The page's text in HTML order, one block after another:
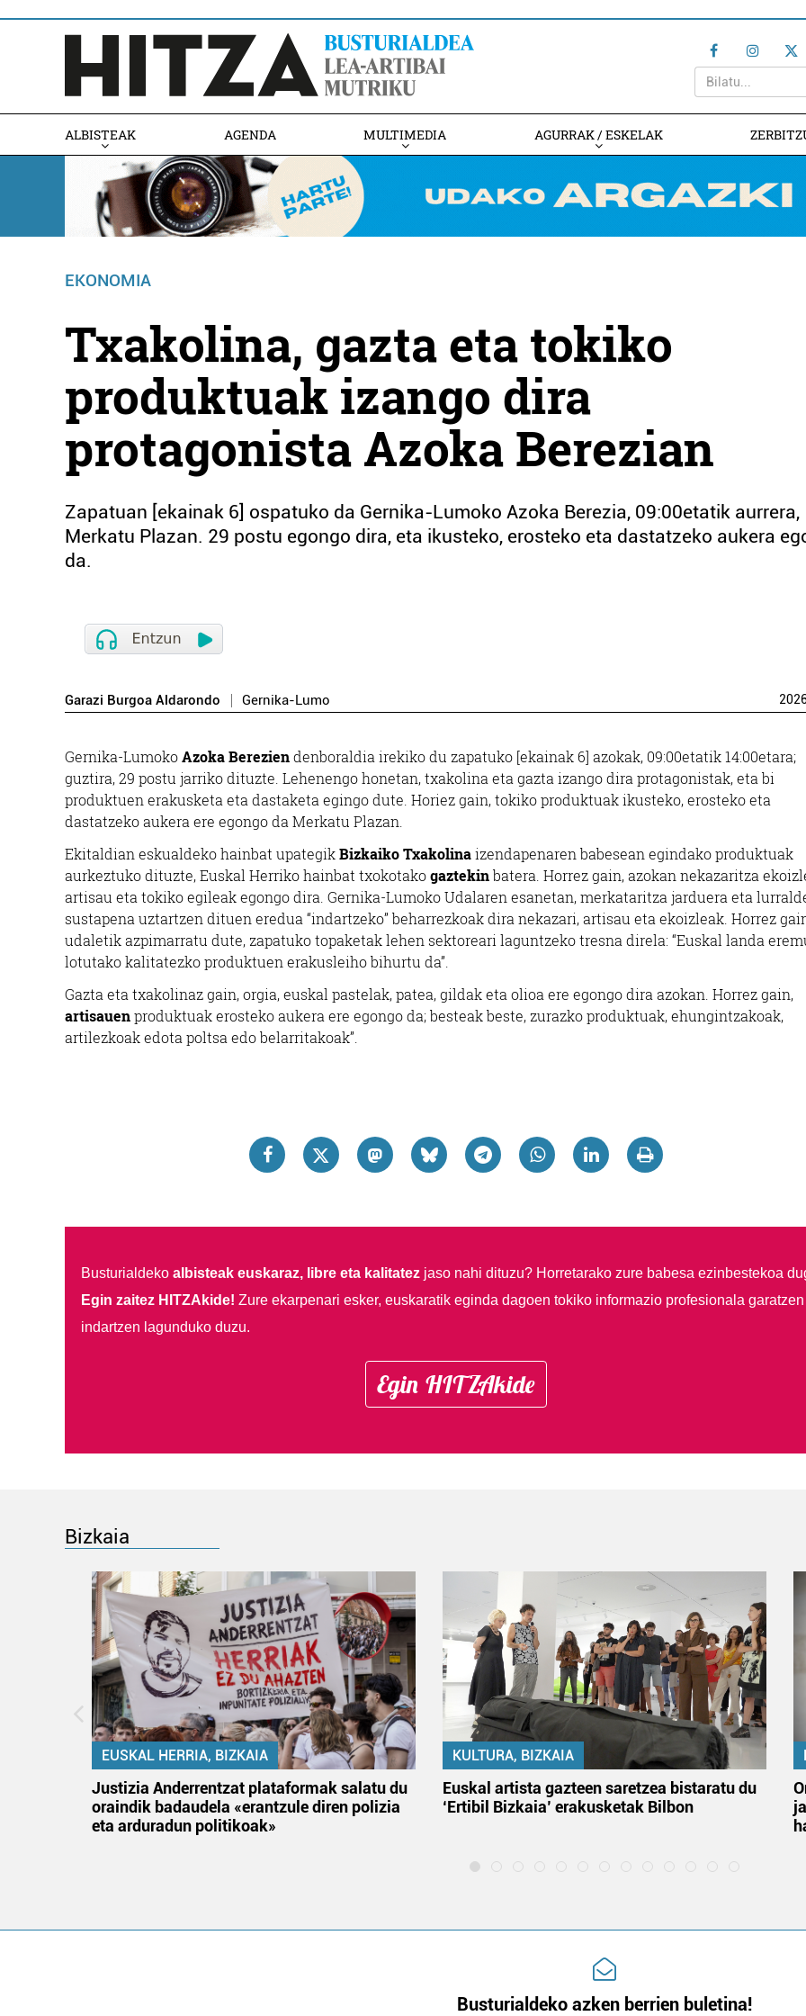
ALBISTEAK AGENDA MULTIMEDIA AGURRAK / ESKELAK
EKONOMIA
Txakolina, gazta eta tokiko
produktuak izango dira
protagonista Azoka Berezian
Zapatuan [ekainak 6] ospatuko da Gernika-Lumoko Azoka Berezia, 09:00etatik aurrera,
Merkatu Plazan. 29 postu egongo dira, eta ikusteko, erosteko eta dastatzeko aukera
da.
Garazi Burgoa Aldarondo Gernika-Lumo
Gernika-LumokoAzoka Bereziendenboraldia irekiko du zapatuko [ekainak 6] azokak, 09:00etatik 14:00etara;
guztira, 29 postu jarriko dituzte. Lehenengo honetan, txakolina eta gazta izango dira protagonistak, eta bi
produktuen erakusketa eta dastaketa egingo dute. Horiez gain, tokiko produktuak ikusteko, erosteko eta
dastatzeko aukera ere egongo da Merkatu Plazan.
Ekitaldian eskualdeko hainbat upategikBizkaiko Txakolinaizendapenaren babesean egindako produktuak
aurkeztuko dituzte, Euskal Herriko hainbat txokotakogaztekinbatera. Horrez gain, azokan nekazaritza
artisau eta tokiko egileak egongo dira. Gernika-Lumoko Udalaren esanetan, merkataritza jarduera eta
sustapena uztartzen dituen eredua “indartzeko” beharrezkoak dira nekazari, artisau eta ekoizleak. Horrez
udaletik azpimarratu dute, zapatuko topaketak lehen sektoreari laguntzeko tresna direla: “Euskal landa
lotutako kalitatezko produktuen erakusleiho bihurtu da”.
Gazta eta txakolinaz gain, orgia, euskal pastelak, patea, gildak eta olioa ere egongo dira azokan. Horrez gain,
artisauenproduktuak erosteko aukera ere egongo da; besteak beste, zurazko produktuak, ehungintzakoak,
artilezkoak edota poltsa edo belarritakoak”.
Busturialdeko albisteak euskaraz, libre eta kalitatezjaso nahi dituzu? Horretarako zure babesa ezinbestekoa
Egin zaitez HITZAkide! Zure ekarpenari esker, euskaratik eginda dagoen tokiko informazio profesionala garatzen
indartzen lagunduko duzu.
Egin HITZAkide
Bizkaia
EUSKAL HERRIA, BIZKAIA
Justizia Anderrentzat plataformak salatu du
oraindik badaudela «erantzule diren polizia
eta arduradun politikoak»
KULTURA, BIZKAIA
Euskal artista gazteen saretzea bistaratu du
‘Ertibil Bizkaia’ erakusketak Bilbon
Busturialdeko azken berrien buletina!